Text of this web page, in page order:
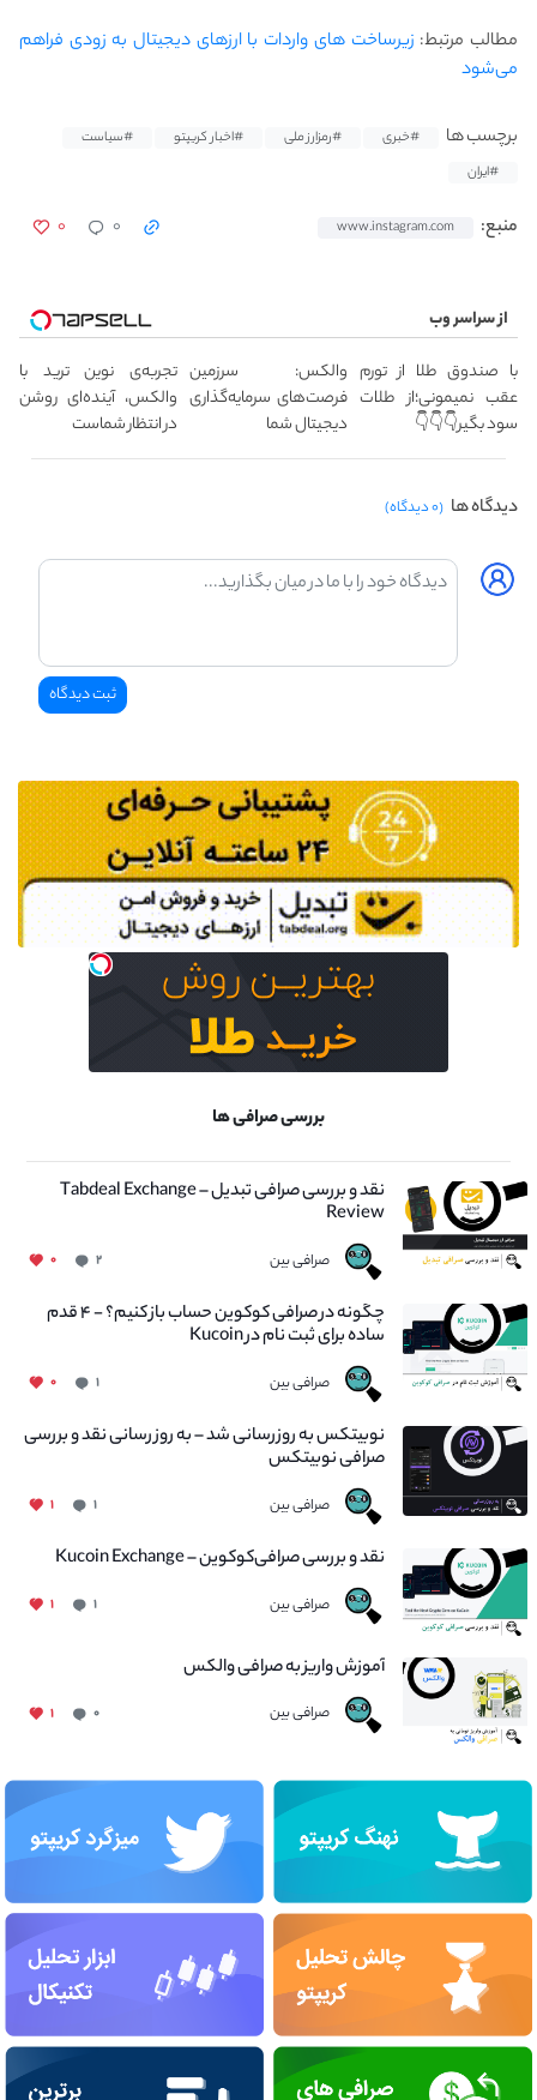
مطالب مرتبط: زیرساخت‌ های واردات با ارزهای دیجیتال به زودی فراهم
می‌شود
برچسب ها #خبری #رمزارز ملی #اخبار کریپتو
#سیاست
#ایران
منبع: www.instagram.com ۰ ۰
از سراسر وب
با صندوق طلا از تورم
عقب نمیمونی؛از طلات
سود بگیر👇👇👇
والکس: سرزمین
فرصت‌های سرمایه‌گذاری
دیجیتال شما
تجربه‌ی نوین ترید با
والکس، آینده‌ای روشن
در انتظار شماست
دیدگاه ها (۰ دیدگاه)
بررسی صرافی ها
نقد و بررسی صرافی تبدیل – Tabdeal Exchange
Review
صرافی بین ۲ ۰
چگونه در صرافی کوکوین حساب باز کنیم؟ - ۴ قدم
ساده برای ثبت نام در Kucoin
صرافی بین ۱ ۰
نوبیتکس به روزرسانی شد – به روز رسانی نقد و بررسی
صرافی نوبیتکس
صرافی بین ۱ ۱
نقد و بررسی صرافی‌کوکوین – Kucoin Exchange
صرافی بین ۱ ۱
آموزش واریز به صرافی والکس
صرافی بین ۰ ۱